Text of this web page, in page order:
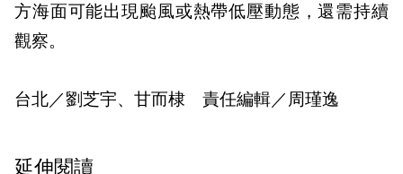
方海面可能出現颱風或熱帶低壓動態，還需持續
觀察。
台北／劉芝宇、甘而棣 責任編輯／周瑾逸
延伸閱讀